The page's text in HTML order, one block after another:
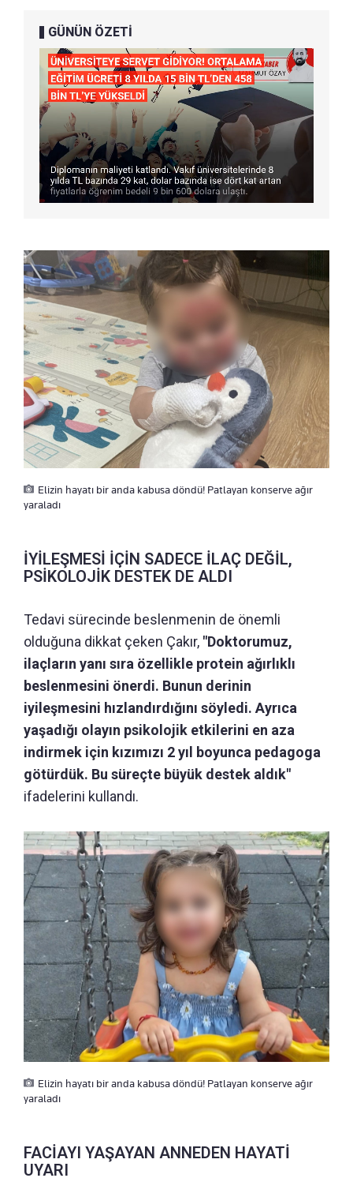
GÜNÜN ÖZETİ
Elizin hayatı bir anda kabusa döndü! Patlayan konserve ağır
yaraladı
İYİLEŞMESİ İÇİN SADECE İLAÇ DEĞİL,
PSİKOLOJİK DESTEK DE ALDI
Tedavi sürecinde beslenmenin de önemli
olduğuna dikkat çeken Çakır, "Doktorumuz,
ilaçların yanı sıra özellikle protein ağırlıklı
beslenmesini önerdi. Bunun derinin
iyileşmesini hızlandırdığını söyledi. Ayrıca
yaşadığı olayın psikolojik etkilerini en aza
indirmek için kızımızı 2 yıl boyunca pedagoga
götürdük. Bu süreçte büyük destek aldık"
ifadelerini kullandı.
Elizin hayatı bir anda kabusa döndü! Patlayan konserve ağır
yaraladı
FACİAYI YAŞAYAN ANNEDEN HAYATİ
UYARI